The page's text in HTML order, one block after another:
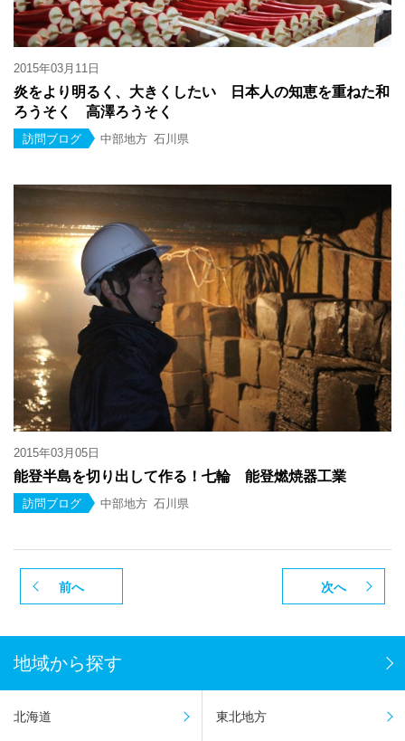
2015年03月11日
炎をより明るく、大きくしたい 日本人の知恵を重ねた和
ろうそく 高澤ろうそく
訪問ブログ 中部地方 石川県
2015年03月05日
能登半島を切り出して作る！七輪 能登燃焼器工業
訪問ブログ 中部地方 石川県
前へ 次へ
地域から探す
北海道 東北地方